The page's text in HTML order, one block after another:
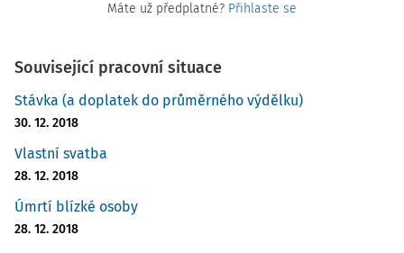
Máte už předplatné? Přihlaste se
Související pracovní situace
Stávka (a doplatek do průměrného výdělku)
30. 12. 2018
Vlastní svatba
28. 12. 2018
Úmrtí blízké osoby
28. 12. 2018